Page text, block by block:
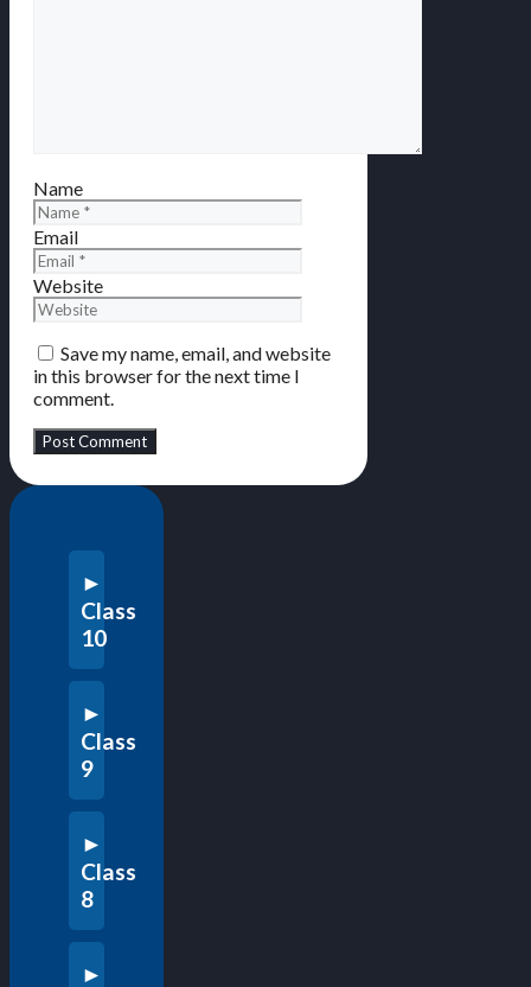
Name
Email
Website
Save my name, email, and website
in this browser for the next time I
comment.
Class
10
Class
9
Class
8